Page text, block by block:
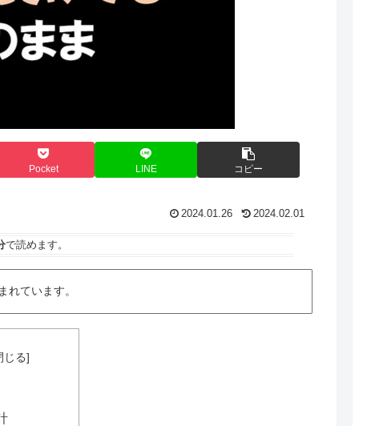
Pocket LINE コピー
2024.01.26 2024.02.01
で読めます。
れています。